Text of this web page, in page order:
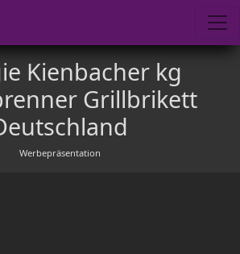
Kienbacher kg
Grillbrikett
Werbepräsentation